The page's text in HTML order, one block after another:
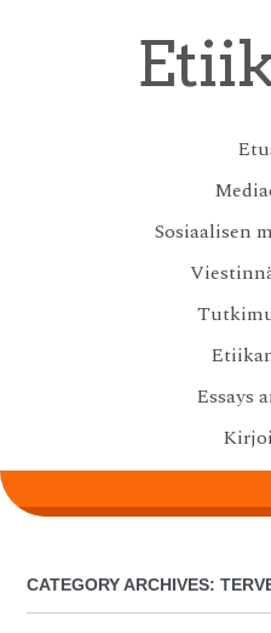
Sosiaalisen
Essays
CATEGORY ARCHIVES: